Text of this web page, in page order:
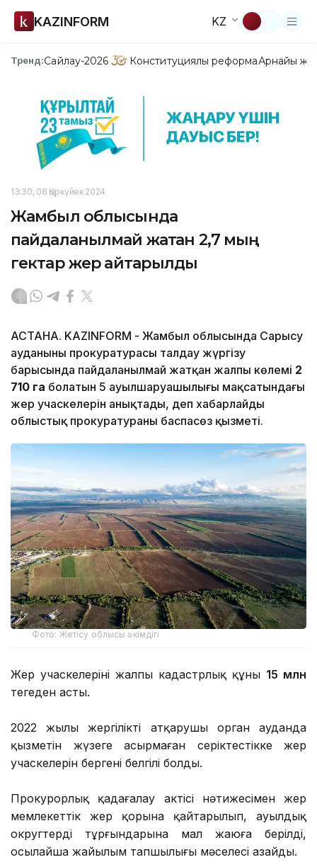
KAZINFORM KZ
Тренд:Сайлау-2026 Конституциялық реформаАрнайы
13:30, 06 Қыркүйек 2024
Жамбыл облысында
пайдаланылмай жатқан 2,7 мың
гектар жер қайтарылды
АСТАНА. KAZINFORM - Жамбыл облысында Сарысу
ауданының прокуратурасы талдау жүргізу
барысында пайдаланылмай жатқан жалпы көлемі 2
710 га болатын 5 ауылшаруашылығы мақсатындағы
жер учаскелерін анықтады, деп хабарлайды
облыстық прокуратураның баспасөз қызметі.
Фото: Жетісу облысы әкімдігі
Жер учаскелерінің жалпы кадастрлық құны 15 млн
теңгеден асты.
2022 жылы жергілікті атқарушы орган ауданда
қызметін жүзеге асырмаған серіктестікке жер
учаскелерін бергені белгілі болды.
Прокурорлық қадағалау актісі нәтижесімен жер
мемлекеттік жер қорына қайтарылып, ауылдық
округтердің тұрғындарына мал жаюға берілді,
осылайша жайылым тапшылығы мәселесі азайды.